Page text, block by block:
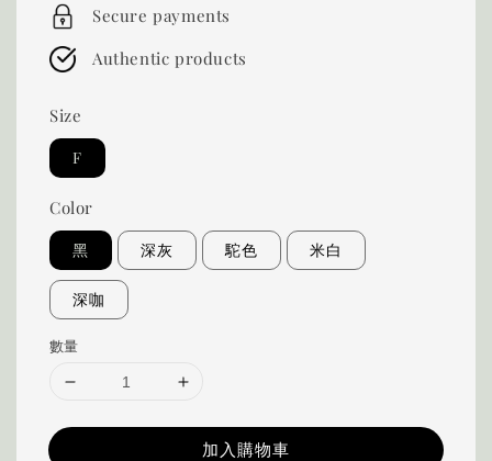
Secure payments
Authentic products
Size
F
Color
黑 深灰 駝色 米白
深咖
數量
加入購物車